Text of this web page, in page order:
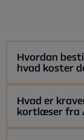
Hvordan
hvad koster
Har du et
kortlæser på
Den digitale
Hvad er
kortlæser fra